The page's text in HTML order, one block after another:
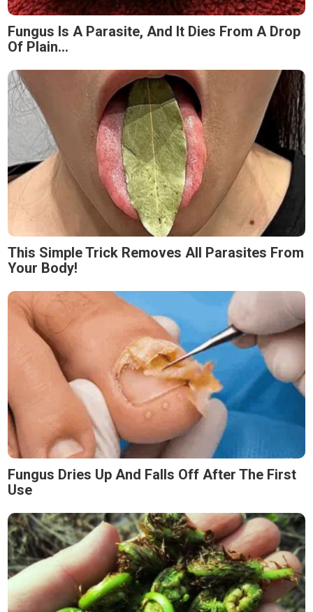
Fungus Is A Parasite, And It Dies From A Drop
Of Plain...
This Simple Trick Removes All Parasites From
Your Body!
Fungus Dries Up And Falls Off After The First
Use